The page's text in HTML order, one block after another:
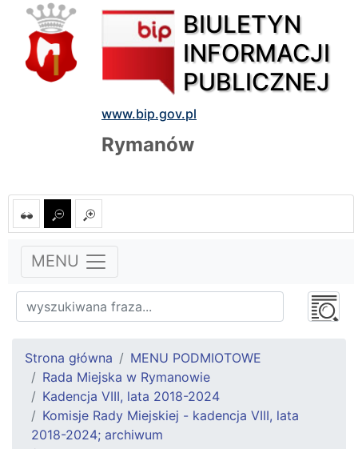
BIULETYN
INFORMACJI
PUBLICZNEJ
www.bip.gov.pl
Rymanów
MENU
Strona główna
MENU PODMIOTOWE
Rada Miejska w Rymanowie
Kadencja VIII, lata 2018-2024
Komisje Rady Miejskiej - kadencja VIII, lata
2018-2024; archiwum